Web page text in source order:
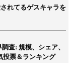
れてるゲスキャラを
査: 規模、シェア、
投票＆ランキング